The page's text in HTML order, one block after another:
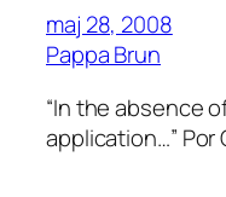
maj 28, 2008
Pappa Brun
“In the absence
application…” Por